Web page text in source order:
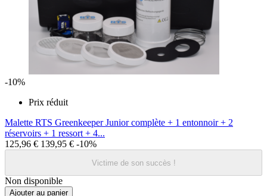
-10%
Prix réduit
Malette RTS Greenkeeper Junior complète + 1 entonnoir + 2
réservoirs + 1 ressort + 4...
125,96 € 139,95 € -10%
Victime de son succès !
Non disponible
Ajouter au panier